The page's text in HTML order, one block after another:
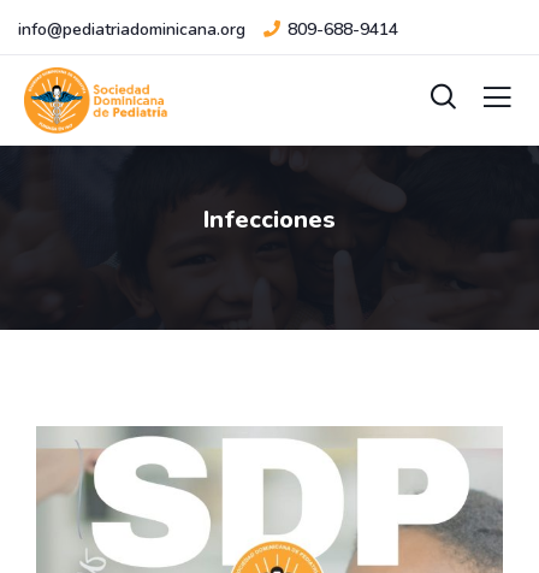
info@pediatriadominicana.org 809-688-9414
Infecciones